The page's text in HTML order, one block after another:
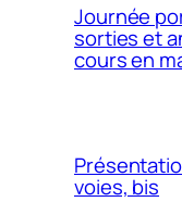
Journée
sorties et
cours en
voies, bis